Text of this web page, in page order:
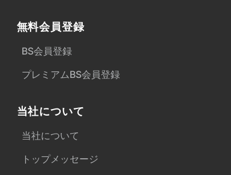
無料会員登録
BS会員登録
プレミアムBS会員登録
当社について
当社について
トップメッセージ